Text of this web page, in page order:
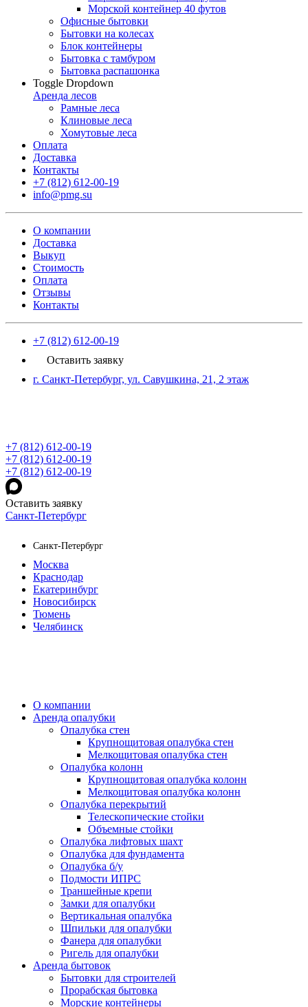
Морской контейнер 40 футов
Офисные бытовки
Бытовки на колесах
Блок контейнеры
Бытовка с тамбуром
Бытовка распашонка
Toggle Dropdown
Аренда лесов
Рамные леса
Клиновые леса
Хомутовые леса
Оплата
Доставка
Контакты
+7 (812) 612-00-19
info@pmg.su
О компании
Доставка
Выкуп
Стоимость
Оплата
Отзывы
Контакты
+7 (812) 612-00-19
Оставить заявку
г. Санкт-Петербург, ул. Савушкина, 21, 2 этаж
+7 (812) 612-00-19
+7 (812) 612-00-19
+7 (812) 612-00-19
Оставить заявку
Санкт-Петербург
Санкт-Петербург
Москва
Краснодар
Екатеринбург
Новосибирск
Тюмень
Челябинск
О компании
Аренда опалубки
Опалубка стен
Крупнощитовая опалубка стен
Мелкощитовая опалубка стен
Опалубка колонн
Крупнощитовая опалубка колонн
Мелкощитовая опалубка колонн
Опалубка перекрытий
Телескопические стойки
Объемные стойки
Опалубка лифтовых шахт
Опалубка для фундамента
Опалубка б/у
Подмости ИПРС
Траншейные крепи
Замки для опалубки
Вертикальная опалубка
Шпильки для опалубки
Фанера для опалубки
Ригель для опалубки
Аренда бытовок
Бытовки для строителей
Прорабская бытовка
Морские контейнеры